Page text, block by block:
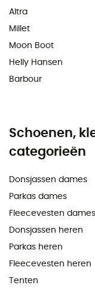
Altra
Millet
Moon Boot
Helly Hansen
Barbour
Schoenen,
categorieën
Donsjassen dames
Parkas dames
Fleecevesten dames
Donsjassen heren
Parkas heren
Fleecevesten heren
Tenten